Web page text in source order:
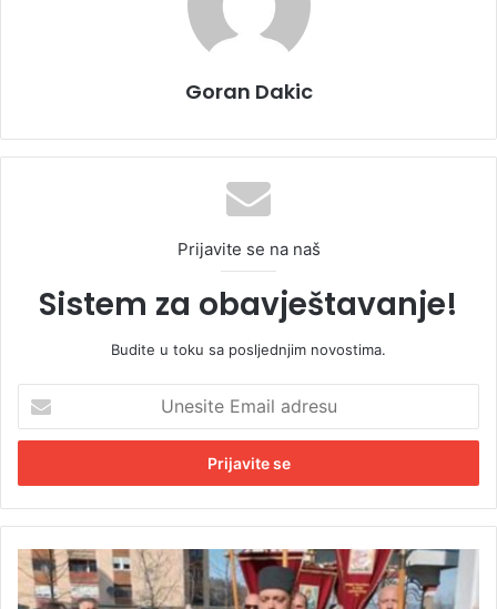
Goran Dakic
Prijavite se na naš
Sistem za obavještavanje!
Budite u toku sa posljednjim novostima.
e
i
t
m
a